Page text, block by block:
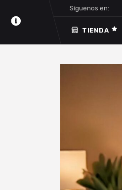
Síguenos en:
TIENDA